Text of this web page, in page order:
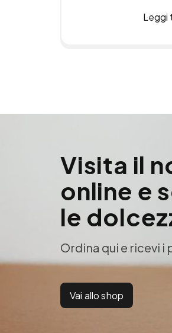
Leggi
Visita il
online e
le
Ordina qui e ricevi i
Vai allo shop